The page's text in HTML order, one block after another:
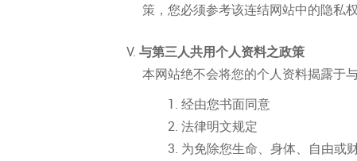
策，您必须参考该连结网站中的隐私权
与第三人共用个人资料之政策
本网站绝不会将您的个人资料揭露于
经由您书面同意
法律明文规定
为免除您生命、身体、自由或